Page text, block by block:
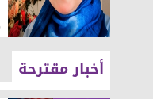
أخبار مقترحة